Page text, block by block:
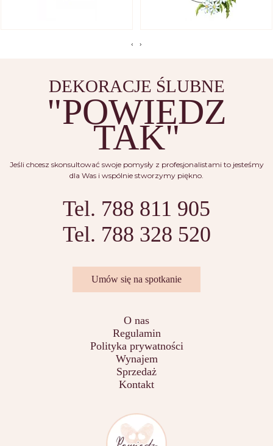
‹ ›
DEKORACJE ŚLUBNE
"POWIEDZ
TAK"
Jeśli chcesz skonsultować swoje pomysły z profesjonalistami to jesteśmy
dla Was i wspólnie stworzymy piękno.
Tel. 788 811 905
Tel. 788 328 520
Umów się na spotkanie
O nas
Regulamin
Polityka prywatności
Wynajem
Sprzedaż
Kontakt